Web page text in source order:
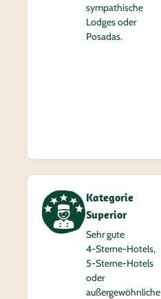
sympathische
Lodges oder
Posadas.
Kategorie
Superior
Sehr gute
4‑Sterne-Hotels,
5‑Sterne-Hotels
oder
außergewöhnliche